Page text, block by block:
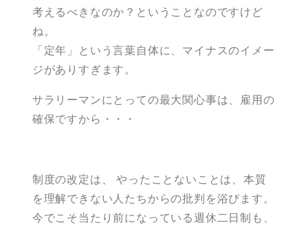
考えるべきなのか？ということなのですけど
ね。
「定年」という言葉自体に、マイナスのイメー
ジがありすぎます。
サラリーマンにとっての最大関心事は、雇用の
確保ですから・・・
制度の改定は、 やったことないことは、本質
を理解できない人たちからの批判を浴びます。
今でこそ当たり前になっている週休二日制も、